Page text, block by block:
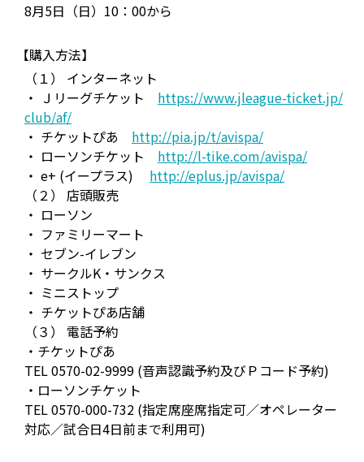
8月5日（日）10：00から
【購入方法】
（１） インターネット
・ Ｊリーグチケット https://www.jleague-ticket.jp/
club/af/
・ チケットぴあ http://pia.jp/t/avispa/
・ ローソンチケット http://l-tike.com/avispa/
・ e+ (イープラス) http://eplus.jp/avispa/
（２） 店頭販売
・ ローソン
・ ファミリーマート
・ セブン-イレブン
・ サークルK・サンクス
・ ミニストップ
・ チケットぴあ店舗
（３） 電話予約
・チケットぴあ
TEL 0570-02-9999 (音声認識予約及びＰコード予約)
・ローソンチケット
TEL 0570-000-732 (指定席座席指定可／オペレーター
対応／試合日4日前まで利用可)